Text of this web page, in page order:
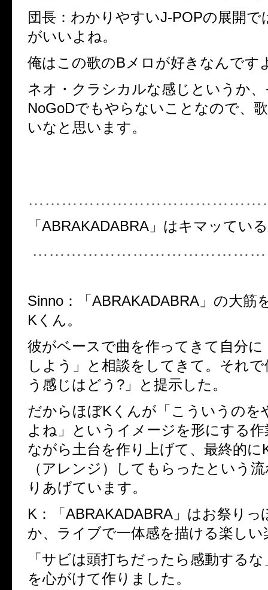
団長 ： わかりやすいJ-POPの展開で
がいいよね。
俺はこの歌のBメロが好きなんです
ネオ・クラシカルな感じというか
NoGoDでもやらないことなので、
いなと思います。
「ABRAKADABRA」はキマッてい
Sinno ：
「ABRAKADABRA」の大筋
Kくん。
彼がベースで曲を作ってきて自分
しよう」と相談をしてきて。それ
う感じはどう?」と提示した。
だからほぼKくんが「こういうのを
よね」というイメージを形にする
ながら土台を作り上げて、最終的に
（アレンジ）してもらったという
りあげています。
K：
「ABRAKADABRA」はお祭り
か、ライブで一体感を描ける楽しい
「サビは頭打ちだったら感動する
を心がけて作りました。